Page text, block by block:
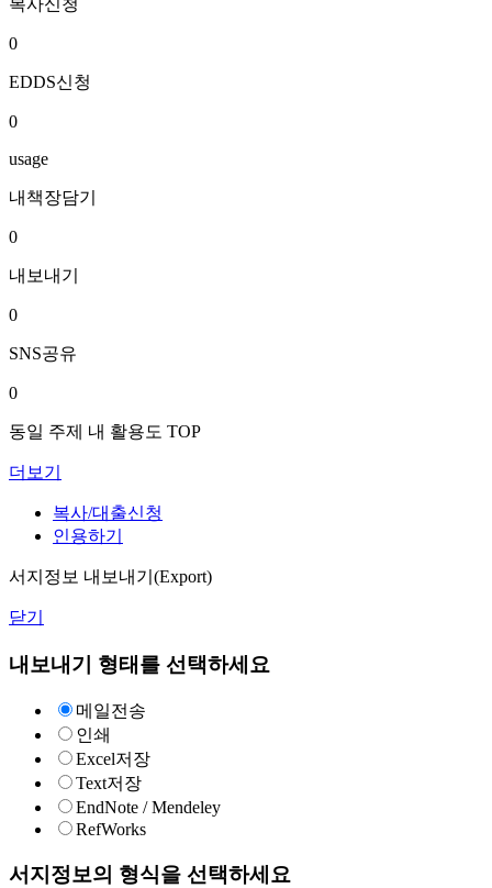
복사신청
0
EDDS신청
0
usage
내책장담기
0
내보내기
0
SNS공유
0
동일 주제 내 활용도 TOP
더보기
복사/대출신청
인용하기
서지정보 내보내기(Export)
닫기
내보내기 형태를 선택하세요
메일전송
인쇄
Excel저장
Text저장
EndNote / Mendeley
RefWorks
서지정보의 형식을 선택하세요